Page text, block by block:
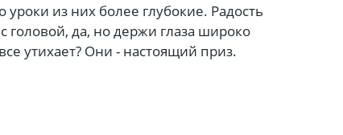
из них более глубокие. Радость
головой, да, но держи глаза широко
утихает? Они - настоящий приз.